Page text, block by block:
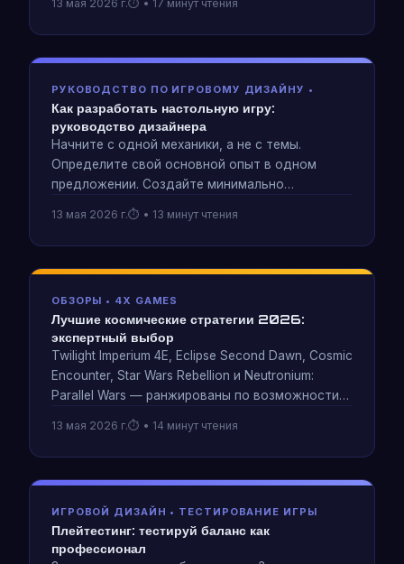
взаимодействия, а не обучение, является
инструментом проектирования, который
13 мая 2026 г. • 17 минут чтения
РУКОВОДСТВО ПО ИГРОВОМУ ДИЗАЙНУ •
Как разработать настольную игру:
руководство дизайнера
Начните с одной механики, а не с темы.
Определите свой основной опыт в одном
предложении. Создайте минимально
дизайну настольных игр за 25 лет разработки
Neutronium: Parallel Wars.
13 мая 2026 г. • 13 минут чтения
ОБЗОРЫ • 4X GAMES
Лучшие космические стратегии 2026:
экспертный выбор
Twilight Imperium 4E, Eclipse Second Dawn, Cosmic
Encounter, Star Wars Rebellion и Neutronium:
Parallel Wars — ранжированы по возможности
глубине. Включает сравнительную таблицу и
руководство покупателя.
13 мая 2026 г. • 14 минут чтения
ИГРОВОЙ ДИЗАЙН • ТЕСТИРОВАНИЕ ИГРЫ
Плейтестинг: тестируй баланс как
профессионал